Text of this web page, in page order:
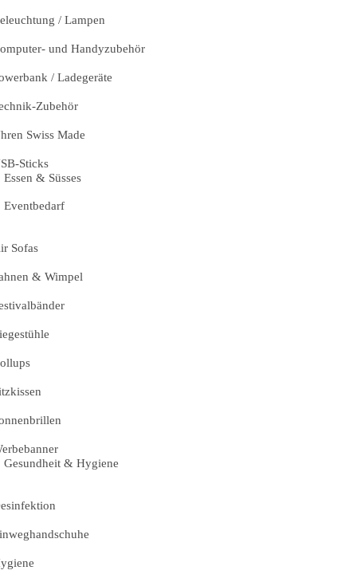
/ Lampen
und Handyzubehör
/ Ladegeräte
Zubehör
Swiss Made
Sticks
Essen & Süsses
Eventbedarf
Sofas
& Wimpel
Gesundheit & Hygiene